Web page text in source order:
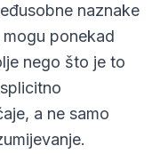
naznake
ponekad
nego što je to
a ne samo